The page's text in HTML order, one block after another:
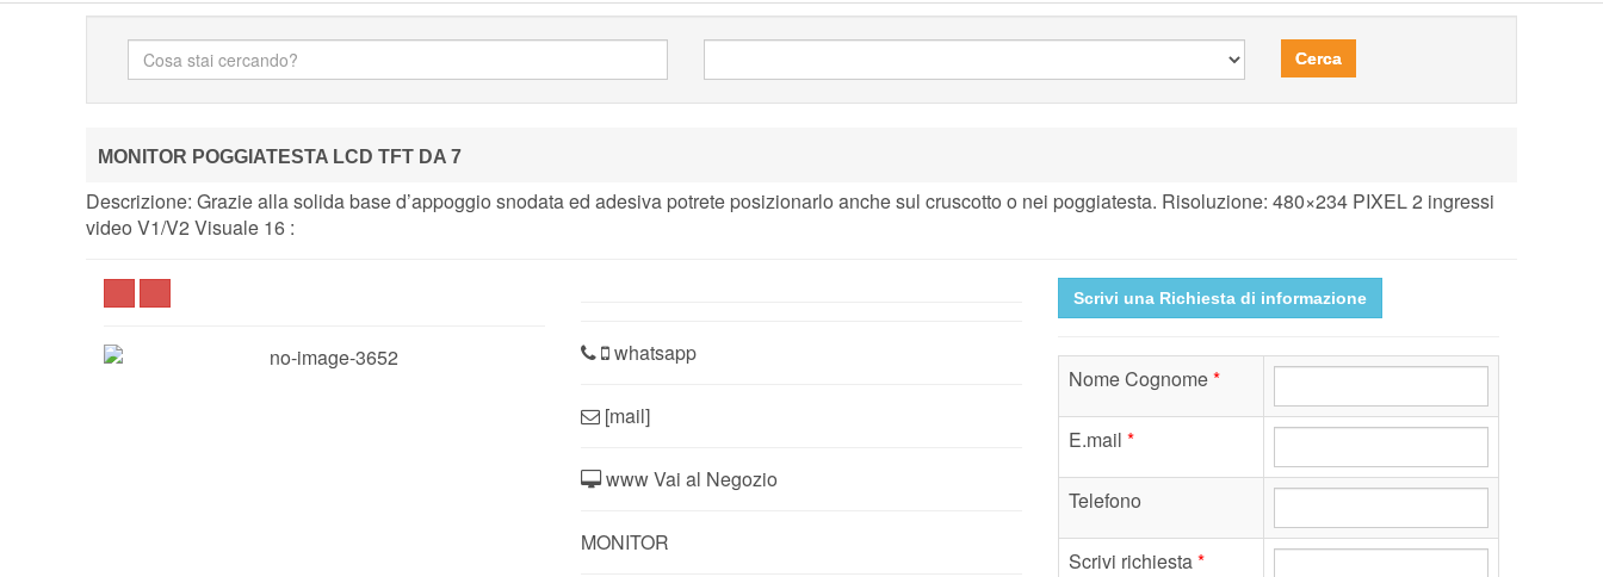
Cerca
MONITOR POGGIATESTA LCD TFT DA 7
Descrizione: Grazie alla solida base d’appoggio snodata ed adesiva potrete posizionarlo anche sul cruscotto o nei poggiatesta. Risoluzione: 480×234 PIXEL 2 ingressi
video V1/V2 Visuale 16 :
whatsapp
[mail]
www Vai al Negozio
MONITOR
Scrivi una Richiesta di informazione
Nome Cognome*
E.mail *
Telefono
Scrivi richiesta*